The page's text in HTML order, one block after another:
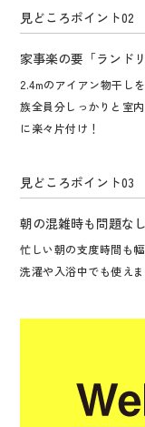
見どころポイント02
家事楽の要「ランド
2.4mのアイアン物干し
族全員分しっかりと室
に楽々片付け！
見どころポイント03
朝の混雑時も問題な
忙しい朝の支度時間も
洗濯や入浴中でも使えま